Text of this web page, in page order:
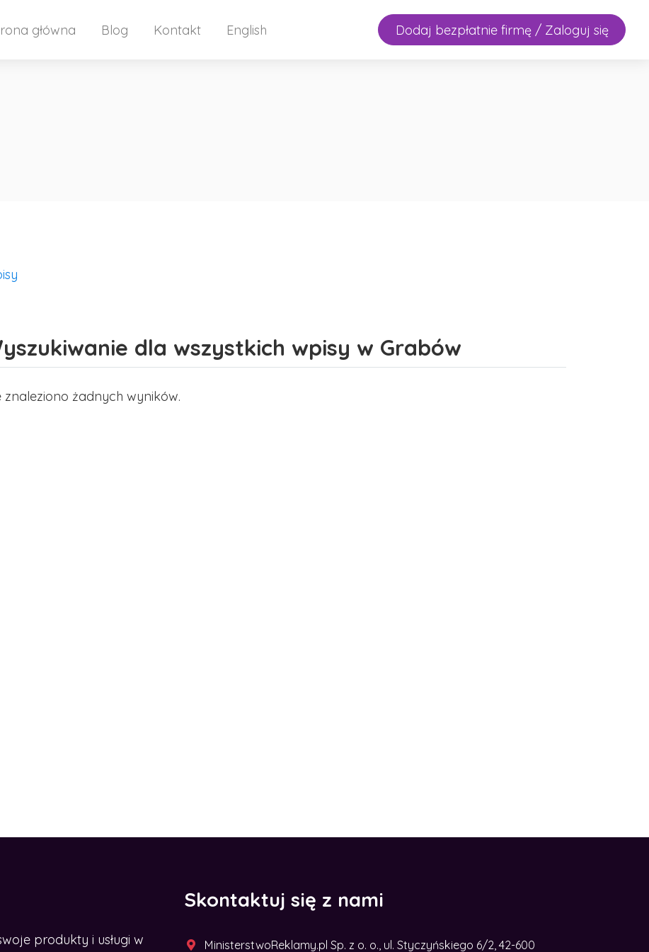
główna Blog Kontakt English Dodaj bezpłatnie firmę / Zaloguj się
dla wszystkich wpisy w Grabów
znaleziono żadnych wyników.
produkty i usługi w
Skontaktuj się z nami
MinisterstwoReklamy.pl Sp. z o. o., ul. Styczyńskiego 6/2, 42-600